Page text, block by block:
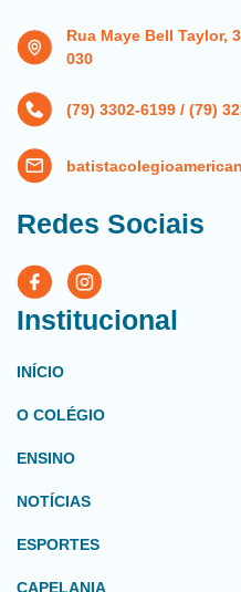
Rua Maye Bell Taylor,
030
(79) 3302-6199 / (79)
Redes Sociais
Institucional
INÍCIO
O COLÉGIO
ENSINO
NOTÍCIAS
ESPORTES
CAPELANIA